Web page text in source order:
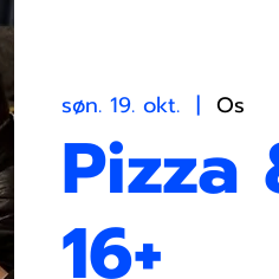
søn. 19. okt.
  |
Os
Pizza
16+